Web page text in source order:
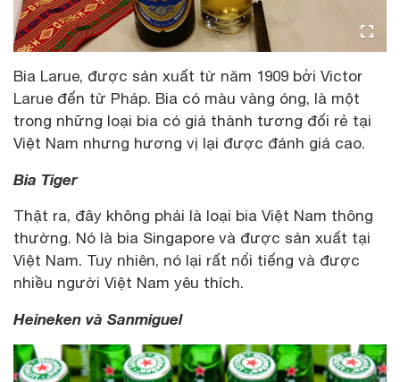
Bia Larue, được sản xuất từ ​​năm 1909 bởi Victor
Larue đến từ Pháp. Bia có màu vàng óng, là một
trong những loại bia có giá thành tương đối rẻ tại
Việt Nam nhưng hương vị lại được đánh giá cao.
Bia Tiger
Thật ra, đây không phải là loại bia Việt Nam thông
thường. Nó là bia Singapore và được sản xuất tại
Việt Nam. Tuy nhiên, nó lại rất nổi tiếng và được
nhiều người Việt Nam yêu thích.
Heineken và Sanmiguel